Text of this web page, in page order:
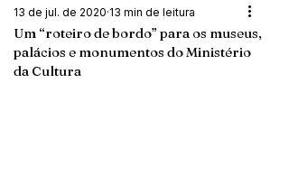
Um “roteiro de bordo” para os museus,
palácios e monumentos do Ministério
da Cultura
13 de jul. de 2020 13 min de leitura